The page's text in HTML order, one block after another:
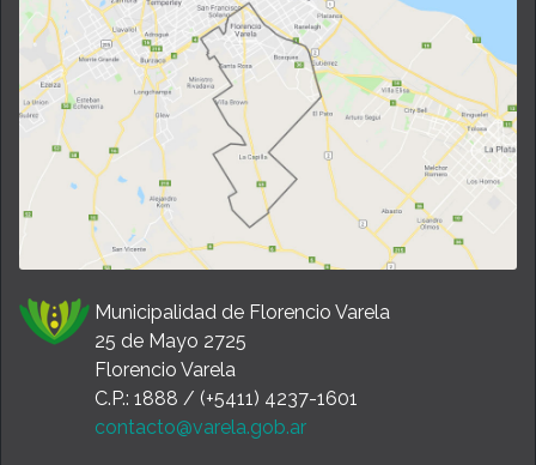
Municipalidad de Florencio Varela
25 de Mayo 2725
Florencio Varela
C.P.: 1888 / (+5411) 4237-1601
contacto@varela.gob.ar